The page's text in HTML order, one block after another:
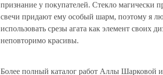
признание у покупателей. Стекло магически
свечи придают ему особый шарм, поэтому я
использовать срезы агата как элемент своих
неповторимо красивы.
Более полный каталог работ Аллы Шарковой